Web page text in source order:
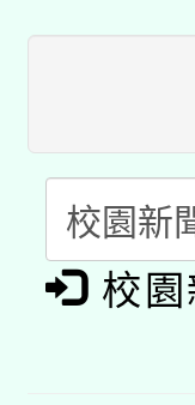
動」
開
招
招)
適
本
暨閱
科技
礎課
A3數
「
校園